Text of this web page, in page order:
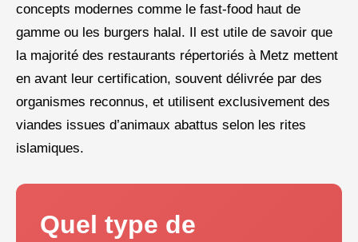
concepts modernes comme le fast-food haut de
gamme ou les burgers halal. Il est utile de savoir que
la majorité des restaurants répertoriés à Metz mettent
en avant leur certification, souvent délivrée par des
organismes reconnus, et utilisent exclusivement des
viandes issues d’animaux abattus selon les rites
islamiques.
Quel type de